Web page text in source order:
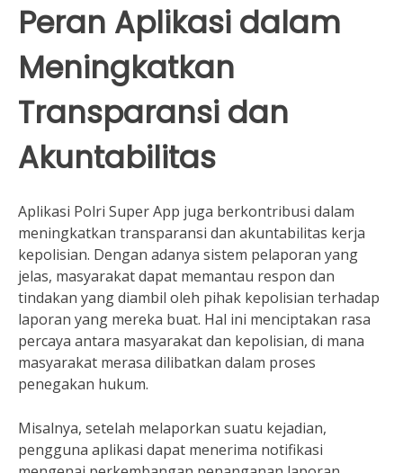
Peran Aplikasi dalam
Meningkatkan
Transparansi dan
Akuntabilitas
Aplikasi Polri Super App juga berkontribusi dalam
meningkatkan transparansi dan akuntabilitas kerja
kepolisian. Dengan adanya sistem pelaporan yang
jelas, masyarakat dapat memantau respon dan
tindakan yang diambil oleh pihak kepolisian terhadap
laporan yang mereka buat. Hal ini menciptakan rasa
percaya antara masyarakat dan kepolisian, di mana
masyarakat merasa dilibatkan dalam proses
penegakan hukum.
Misalnya, setelah melaporkan suatu kejadian,
pengguna aplikasi dapat menerima notifikasi